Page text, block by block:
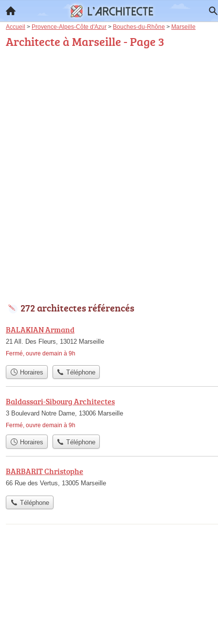
Accueil > Provence-Alpes-Côte d'Azur > Bouches-du-Rhône > Marseille
Architecte à Marseille - Page 3
272 architectes référencés
BALAKIAN Armand
21 All. Des Fleurs, 13012 Marseille
Fermé, ouvre demain à 9h
Horaires Téléphone
Baldassari-Sibourg Architectes
3 Boulevard Notre Dame, 13006 Marseille
Fermé, ouvre demain à 9h
Horaires Téléphone
BARBARIT Christophe
66 Rue des Vertus, 13005 Marseille
Téléphone